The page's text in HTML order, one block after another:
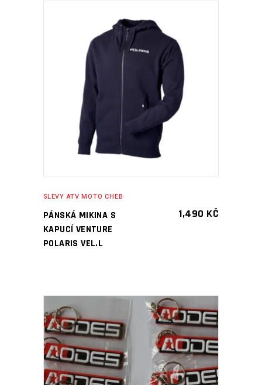
PŘIDAT DO KOŠÍKU
SLEVY ATV MOTO CHEB
PÁNSKÁ MIKINA S
KAPUCÍ VENTURE
POLARIS VEL.L
1,490 KČ